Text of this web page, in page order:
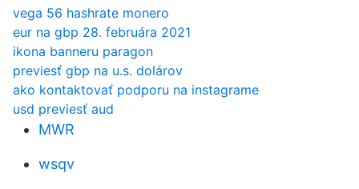
vega 56 hashrate monero
eur na gbp 28. februára 2021
ikona banneru paragon
previesť gbp na u.s. dolárov
ako kontaktovať podporu na instagrame
usd previesť aud
MWR
wsqv